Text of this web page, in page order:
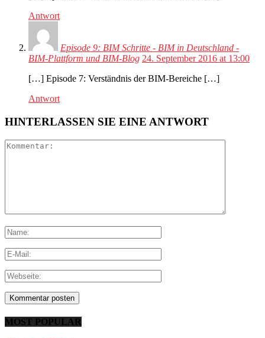
Antwort
Episode 9: BIM Schritte - BIM in Deutschland -
BIM-Plattform und BIM-Blog 24. September 2016 at 13:00
[…] Episode 7: Verständnis der BIM-Bereiche […]
Antwort
HINTERLASSEN SIE EINE ANTWORT
MOST POPULAR